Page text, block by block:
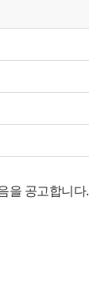
을 공고합니다.